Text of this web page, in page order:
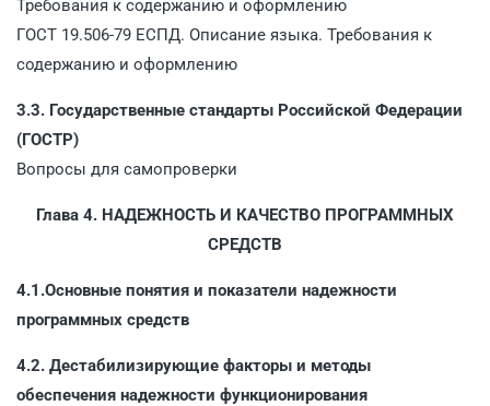
Требования к содержанию и оформлению
ГОСТ 19.506-79 ЕСПД. Описание языка. Требования к
содержанию и оформлению
3.3. Государственные стандарты Российской Федерации
(ГОСТР)
Вопросы для самопроверки
Глава 4. НАДЕЖНОСТЬ И КАЧЕСТВО ПРОГРАММНЫХ
СРЕДСТВ
4.1.Основные понятия и показатели надежности
программных средств
4.2. Дестабилизирующие факторы и методы
обеспечения надежности функционирования